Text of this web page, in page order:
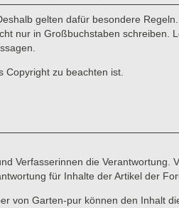
gelten dafür besondere Regeln.
nur in Großbuchstaben
Copyright zu beachten ist.
Verfasserinnen die
für Inhalte der Artikel der
von Garten-pur können den Inhalt